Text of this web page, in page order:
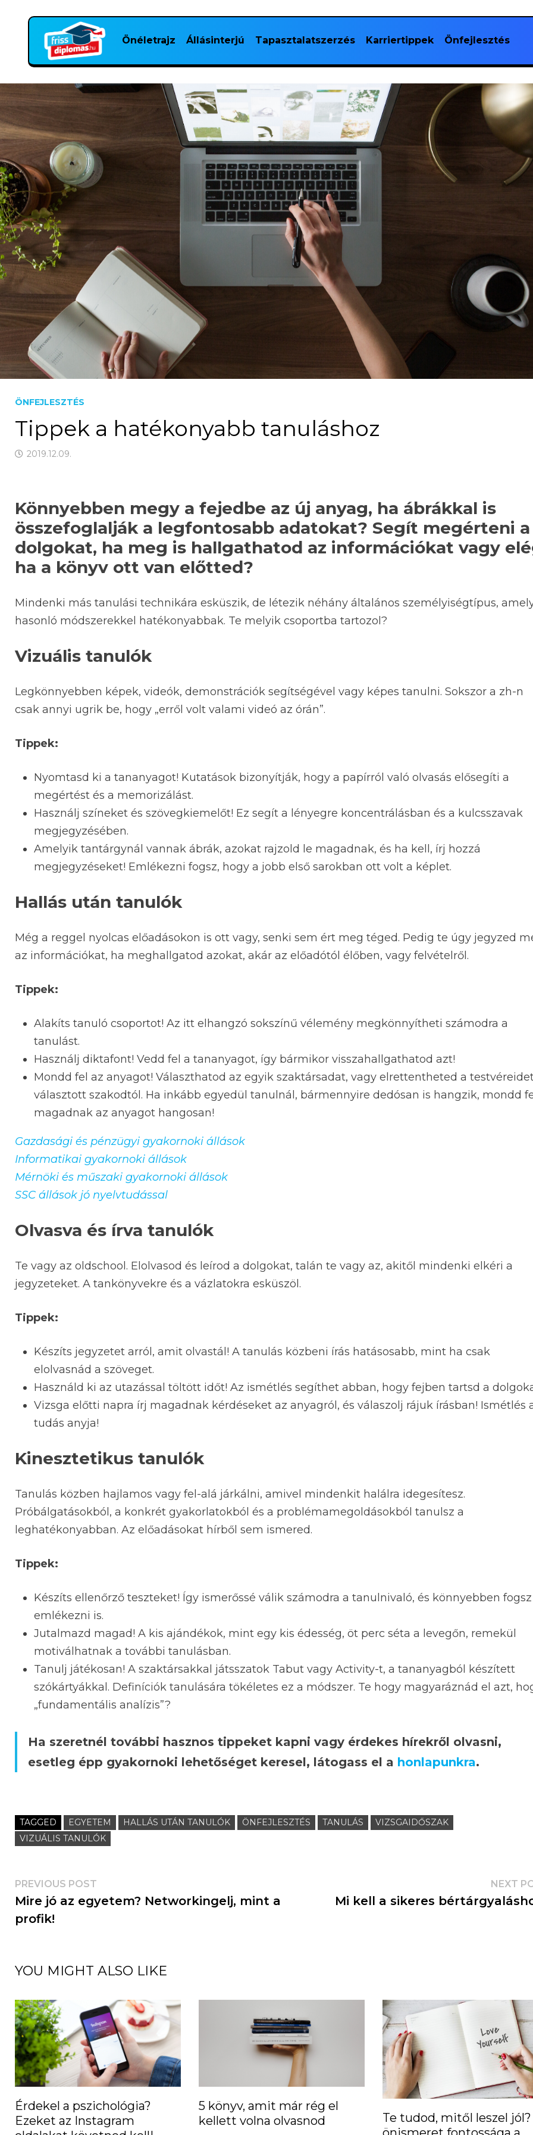
Önéletrajz Állásinterjú Tapasztalatszerzés Karriertippek Önfejlesztés
ÖNFEJLESZTÉS
Tippek a hatékonyabb tanuláshoz
2019.12.09.
Könnyebben megy a fejedbe az új anyag, ha ábrákkal is
összefoglalják a legfontosabb adatokat? Segít megérteni a
dolgokat, ha meg is hallgathatod az információkat vagy
ha a könyv ott van előtted?
Mindenki más tanulási technikára esküszik, de létezik néhány általános személyiségtípus,
hasonló módszerekkel hatékonyabbak. Te melyik csoportba tartozol?
Vizuális tanulók
Legkönnyebben képek, videók, demonstrációk segítségével vagy képes tanulni. Sokszor a zh-n
csak annyi ugrik be, hogy „erről volt valami videó az órán”.
Tippek:
Nyomtasd ki a tananyagot! Kutatások bizonyítják, hogy a papírról való olvasás elősegíti a
megértést és a memorizálást.
Használj színeket és szövegkiemelőt! Ez segít a lényegre koncentrálásban és a kulcsszavak
megjegyzésében.
Amelyik tantárgynál vannak ábrák, azokat rajzold le magadnak, és ha kell, írj hozzá
megjegyzéseket! Emlékezni fogsz, hogy a jobb első sarokban ott volt a képlet.
Hallás után tanulók
Még a reggel nyolcas előadásokon is ott vagy, senki sem ért meg téged. Pedig te úgy jegyzed
az információkat, ha meghallgatod azokat, akár az előadótól élőben, vagy felvételről.
Tippek:
Alakíts tanuló csoportot! Az itt elhangzó sokszínű vélemény megkönnyítheti számodra a
tanulást.
Használj diktafont! Vedd fel a tananyagot, így bármikor visszahallgathatod azt!
Mondd fel az anyagot! Választhatod az egyik szaktársadat, vagy elrettentheted a
választott szakodtól. Ha inkább egyedül tanulnál, bármennyire dedósan is hangzik, mondd
magadnak az anyagot hangosan!
Gazdasági és pénzügyi gyakornoki állások
Informatikai gyakornoki állások
Mérnöki és műszaki gyakornoki állások
SSC állások jó nyelvtudással
Olvasva és írva tanulók
Te vagy az oldschool. Elolvasod és leírod a dolgokat, talán te vagy az, akitől mindenki elkéri a
jegyzeteket. A tankönyvekre és a vázlatokra esküszöl.
Tippek:
Készíts jegyzetet arról, amit olvastál! A tanulás közbeni írás hatásosabb, mint ha csak
elolvasnád a szöveget.
Használd ki az utazással töltött időt! Az ismétlés segíthet abban, hogy fejben tartsd a
Vizsga előtti napra írj magadnak kérdéseket az anyagról, és válaszolj rájuk írásban! Ismétlés
tudás anyja!
Kinesztetikus tanulók
Tanulás közben hajlamos vagy fel-alá járkálni, amivel mindenkit halálra idegesítesz.
Próbálgatásokból, a konkrét gyakorlatokból és a problémamegoldásokból tanulsz a
leghatékonyabban. Az előadásokat hírből sem ismered.
Tippek:
Készíts ellenőrző teszteket! Így ismerőssé válik számodra a tanulnivaló, és könnyebben
emlékezni is.
Jutalmazd magad! A kis ajándékok, mint egy kis édesség, öt perc séta a levegőn, remekül
motiválhatnak a további tanulásban.
Tanulj játékosan! A szaktársakkal játsszatok Tabut vagy Activity-t, a tananyagból készített
szókártyákkal. Definíciók tanulására tökéletes ez a módszer. Te hogy magyaráznád el azt,
„fundamentális analízis”?
Ha szeretnél további hasznos tippeket kapni vagy érdekes hírekről olvasni,
esetleg épp gyakornoki lehetőséget keresel, látogass el a honlapunkra.
TAGGED EGYETEM HALLÁS UTÁN TANULÓK ÖNFEJLESZTÉS TANULÁS
VIZSGAIDŐSZAK
VIZUÁLIS TANULÓK
PREVIOUS POST
Mire jó az egyetem? Networkingelj, mint a
profik!
NEXT
Mi kell a sikeres
YOU MIGHT ALSO LIKE
Érdekel a pszichológia?
Ezeket az Instagram
5 könyv, amit már rég el
kellett volna olvasnod
Te tudod, mitől leszel jól?